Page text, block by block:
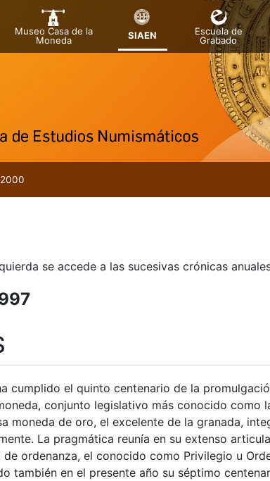
Museo Casa de la
Moneda
SIAEN
Escuela de
Grabado
se accede a las sucesivas crónicas
cumplido el quinto centenario de la
conjunto legislativo más conocido como
moneda de oro, el excelente de la granada,
La pragmática reunía en su extenso
ordenanza, el conocido como Privilegio u
también en el presente año su séptimo